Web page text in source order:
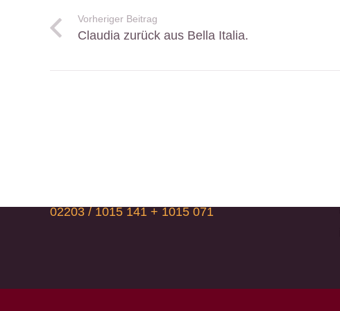
Vorheriger Beitrag
Claudia zurück aus Bella Italia.
02203 / 1015 141 + 1015 071